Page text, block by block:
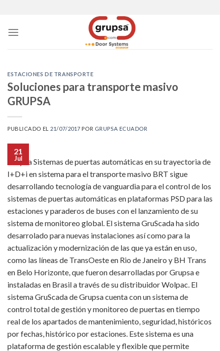
content
ESTACIONES DE TRANSPORTE
Soluciones para transporte masivo
GRUPSA
PUBLICADO EL 21/07/2017 POR GRUPSA ECUADOR
21
Jul
Grupsa Sistemas de puertas automáticas en su trayectoria de
I+D+i en sistema para el transporte masivo BRT sigue
desarrollando tecnología de vanguardia para el control de los
sistemas de puertas automáticas en plataformas PSD para las
estaciones y paraderos de buses con el lanzamiento de su
sistema de monitoreo global. El sistema GruScada ha sido
desarrolado para nuevas instalaciones así como para la
actualización y modernización de las que ya están en uso,
como las líneas de TransOeste en Rio de Janeiro y BH Trans
en Belo Horizonte, que fueron desarrolladas por Grupsa e
instaladas en Brasil a través de su distribuidor Wolpac. El
sistema GruScada de Grupsa cuenta con un sistema de
control total de gestión y monitoreo de puertas en tiempo
real de los apartados de mantenimiento, seguridad, históricos
por fechas, histórico por estaciones. Este sistema es una
plataforma de gestión escalable y flexible que permite